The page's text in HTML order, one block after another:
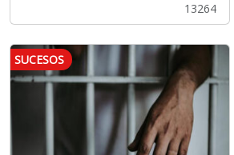
13264
SUCESOS